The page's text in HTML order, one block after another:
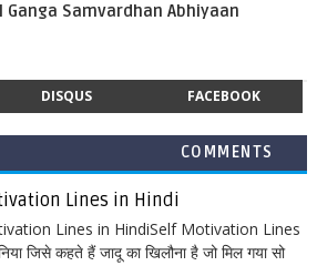
Ganga Samvardhan Abhiyaan
DISQUS FACEBOOK
COMMENTS
Lines in Hindi
Lines in HindiSelf Motivation Lines
जिसे कहते हैं जादू का खिलौना है जो मिल गया सो